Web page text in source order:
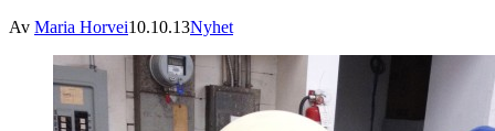
Av Maria Horvei10.10.13Nyhet